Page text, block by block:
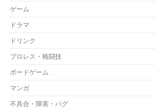
ゲーム
ドラマ
ドリンク
プロレス・格闘技
ボードゲーム
マンガ
不具合・障害・バグ